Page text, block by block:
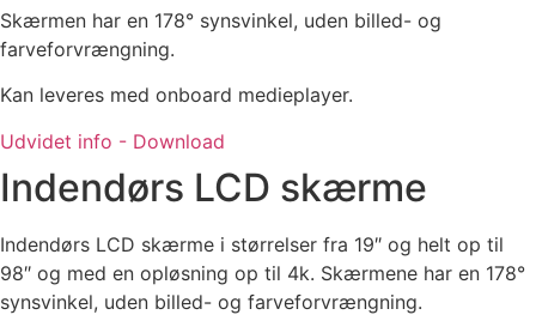
Skærmen har en 178° synsvinkel, uden billed- og
farveforvrængning.
Kan leveres med onboard medieplayer.
Udvidet info - Download
Indendørs LCD skærme​​
Indendørs LCD skærme i størrelser fra 19″ og helt op til
98″ og med en opløsning op til 4k. Skærmene har en 178°
synsvinkel, uden billed- og farveforvrængning.